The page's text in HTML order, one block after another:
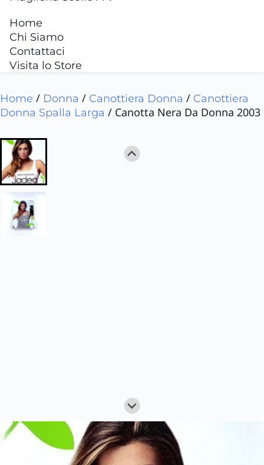
Home
Chi Siamo
Contattaci
Visita lo Store
Home / Donna / Canottiera Donna / Canottiera
Donna Spalla Larga / Canotta Nera Da Donna 2003